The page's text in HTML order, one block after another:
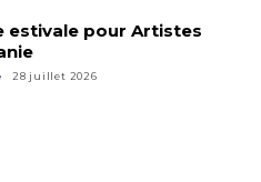
estivale pour Artistes
28 juillet 2026